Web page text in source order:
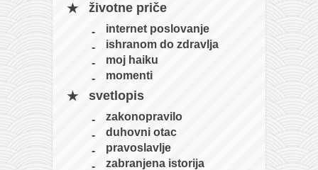
tonfa
timbei rochin
tsunami dojo
program
snimci nastupa
galerija kluba
životne priče
internet poslovanje
ishranom do zdravlja
moj haiku
momenti
svetlopis
zakonopravilo
duhovni otac
pravoslavlje
zabranjena istorija